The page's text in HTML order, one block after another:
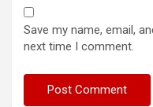
Save my name, email,
next time I comment.